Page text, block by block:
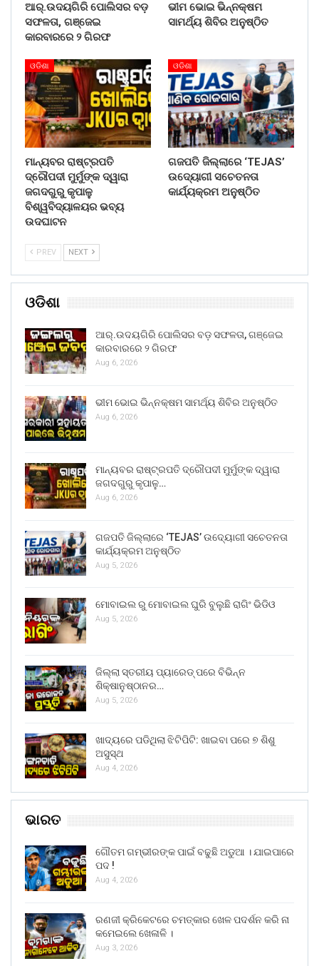
ଆର୍.ଉଦୟଗିରି ପୋଲିସର ବଡ଼
ସଫଳତା, ଗଞ୍ଜେଇ
କାରବାରରେ ୨ ଗିରଫ
ଭୀମ ଭୋଇ ଭିନ୍ନକ୍ଷମ
ସାମର୍ଥ୍ୟ ଶିବିର ଅନୁଷ୍ଠିତ
ଓଡିଶା
ମାନ୍ୟବର ରାଷ୍ଟ୍ରପତି
ଦ୍ରୌପଦୀ ମୁର୍ମୁଙ୍କ ଦ୍ୱାରା
ଜଗଦଗୁରୁ କୃପାଳୁ
ବିଶ୍ୱବିଦ୍ୟାଳୟର ଭବ୍ୟ
ଉଦଘାଟନ
ଓଡିଶା
ଗଜପତି ଜିଲ୍ଲାରେ ‘TEJAS’
ଉଦ୍ୟୋଗୀ ସଚେତନତା
କାର୍ଯ୍ୟକ୍ରମ ଅନୁଷ୍ଠିତ
PREV NEXT
ଓଡିଶା
ଆର୍.ଉଦୟଗିରି ପୋଲିସର ବଡ଼ ସଫଳତା, ଗଞ୍ଜେଇ
କାରବାରରେ ୨ ଗିରଫ
Aug 6, 2026
ଭୀମ ଭୋଇ ଭିନ୍ନକ୍ଷମ ସାମର୍ଥ୍ୟ ଶିବିର ଅନୁଷ୍ଠିତ
Aug 6, 2026
ମାନ୍ୟବର ରାଷ୍ଟ୍ରପତି ଦ୍ରୌପଦୀ ମୁର୍ମୁଙ୍କ ଦ୍ୱାରା
ଜଗଦଗୁରୁ କୃପାଳୁ…
Aug 6, 2026
ଗଜପତି ଜିଲ୍ଲାରେ ‘TEJAS’ ଉଦ୍ୟୋଗୀ ସଚେତନତା
କାର୍ଯ୍ୟକ୍ରମ ଅନୁଷ୍ଠିତ
Aug 5, 2026
ମୋବାଇଲ ରୁ ମୋବାଇଲ ଘୁରି ବୁଲୁଛି ରାଗିଂ ଭିଡିଓ
Aug 5, 2026
ଜିଲ୍ଲା ସ୍ତରୀୟ ପ୍ୟାରେଡ୍ ପରେ ବିଭିନ୍ନ
ଶିକ୍ଷାନୁଷ୍ଠାନର…
Aug 5, 2026
ଖାଦ୍ୟରେ ପଡିଥିଲା ଝିଟିପିଟି: ଖାଇବା ପରେ ୭ ଶିଶୁ
ଅସୁସ୍ଥ
Aug 4, 2026
ଭାରତ
ଗୌତମ ଗମ୍ଭୀରଙ୍କ ପାଇଁ ବଢୁଛି ଅଡୁଆ । ଯାଇପାରେ
ପଦ !
Aug 4, 2026
ରଣଜୀ କ୍ରିକେଟରେ ଚମତ୍କାର ଖେଳ ପଦର୍ଶନ କରି ନା
କମେଇଲେ ଖେଳାଳି ।
Aug 3, 2026